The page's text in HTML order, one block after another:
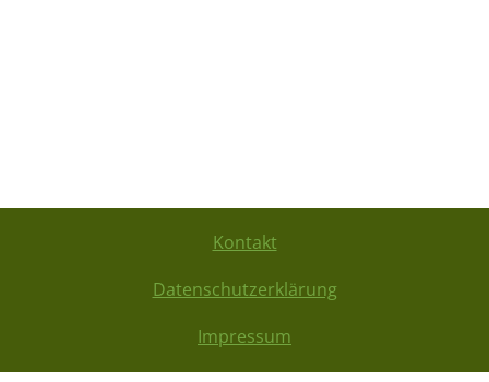
Kontakt
Datenschutzerklärung
Impressum